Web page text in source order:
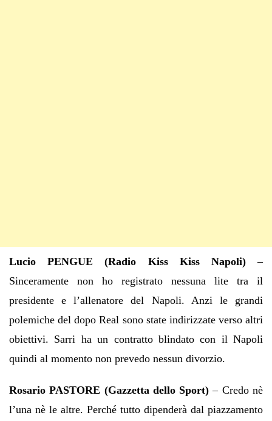
Lucio PENGUE (Radio Kiss Kiss Napoli)–
Sinceramente non ho registrato nessuna lite tra il
presidente e l’allenatore del Napoli. Anzi le grandi
polemiche del dopo Real sono state indirizzate verso altri
obiettivi. Sarri ha un contratto blindato con il Napoli
quindi al momento non prevedo nessun divorzio.
Rosario PASTORE (Gazzetta dello Sport) – Credo nè
l’una nè le altre. Perché tutto dipenderà dal piazzamento